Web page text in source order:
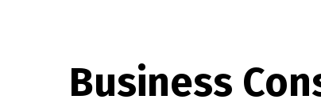
Business